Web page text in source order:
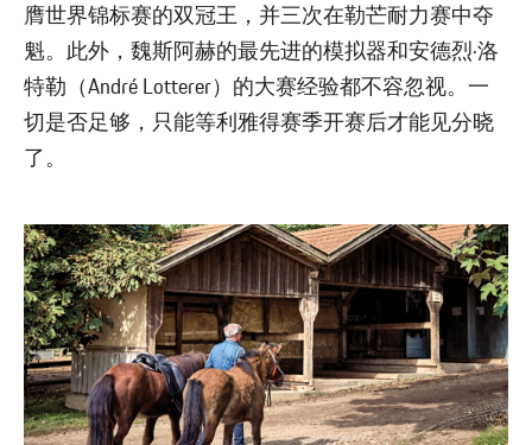
膺世界锦标赛的双冠王，并三次在勒芒耐力赛中夺
魁。此外，魏斯阿赫的最先进的模拟器和安德烈·洛
特勒（André Lotterer）的大赛经验都不容忽视。一
切是否足够，只能等利雅得赛季开赛后才能见分晓
了。